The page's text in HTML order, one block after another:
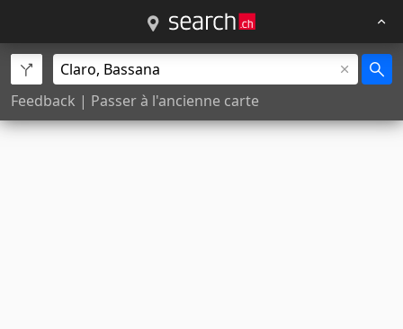
Feedback | Passer à l'ancienne carte